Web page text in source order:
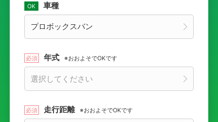
車種
年式 ※おおよそでOKです
走行距離 ※おおよそでOKです